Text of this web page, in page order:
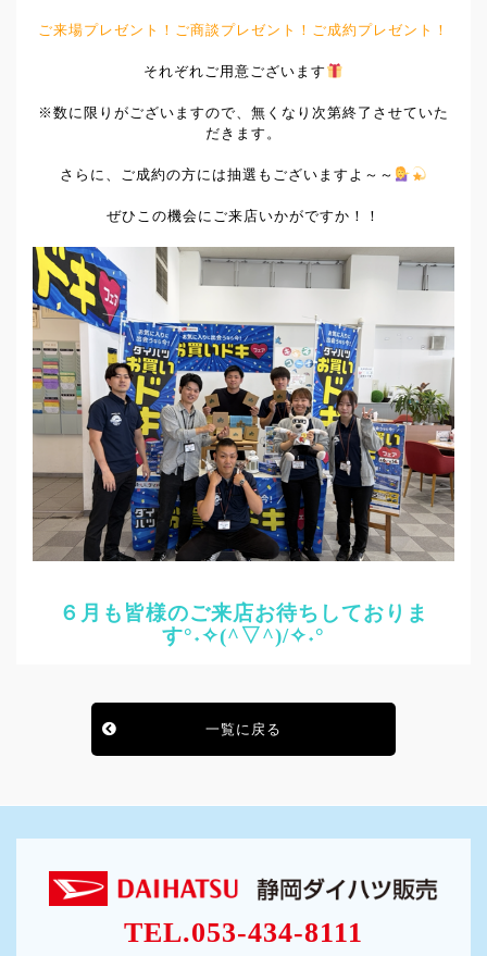
ご来場プレゼント！ご商談プレゼント！ご成約プレゼント！
それぞれご用意ございます
※数に限りがございますので、無くなり次第終了させていた
だきます。
さらに、ご成約の方には抽選もございますよ～～
ぜひこの機会にご来店いかがですか！！
６月も皆様のご来店お待ちしておりま
す°˖✧(^▽^)/✧˖°
一覧に戻る
TEL.053-434-8111